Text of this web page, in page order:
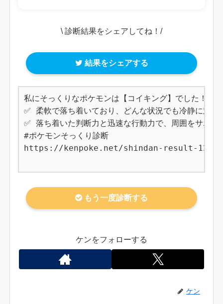
\ 診断結果をシェアしてね！/
結果をシェアする
私にそっくりなポケモンは【コイキング】でした！
✅ 柔軟で落ち着いており、どんな状況でも冷静に対応
✅ 落ち着いた判断力と迅速な行動力で、周囲をサポー
#ポケモンそっくり診断
https://kenpoke.net/shindan-result-129
もう一度診断する
ケンをフォローする
ケン